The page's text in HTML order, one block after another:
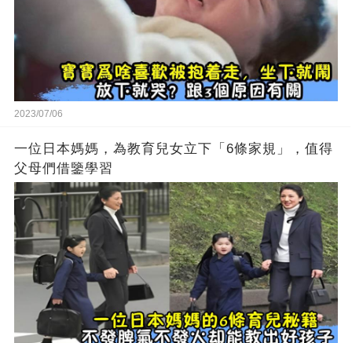
2023/07/06
一位日本媽媽，為教育兒女立下「6條家規」，值得
父母們借鑒學習